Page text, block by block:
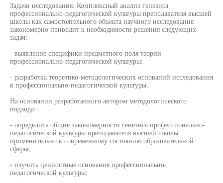
Задачи исследования. Комплексный анализ генезиса
профессионально-педагогической культуры преподавателя высшей
школы как самостоятельного объекта научного исследования
закономерно приводит к необходимости решения следующих
задач:
- выявление специфики предметного поля теории
профессионально-педагогической культуры;
- разработка теоретико-методологических оснований исследования
в профессионально-педагогической культуры.
На основании разработанного автором методологического
подхода:
- определить общие закономерности генезиса профессионально-
педагогической культуры преподавателя высшей школы
применительно к современному состоянию образовательной
сферы;
- изучить ценностные основания профессионально-
педагогической культуры;